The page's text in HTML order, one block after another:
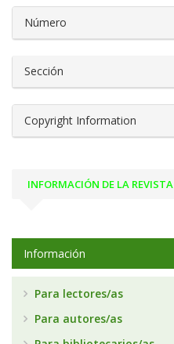
Número
Sección
Copyright Information
INFORMACIÓN DE LA REVISTA
Información
Para lectores/as
Para autores/as